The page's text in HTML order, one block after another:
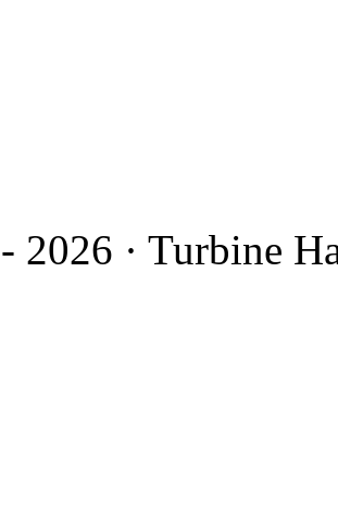
2026 · Turbine